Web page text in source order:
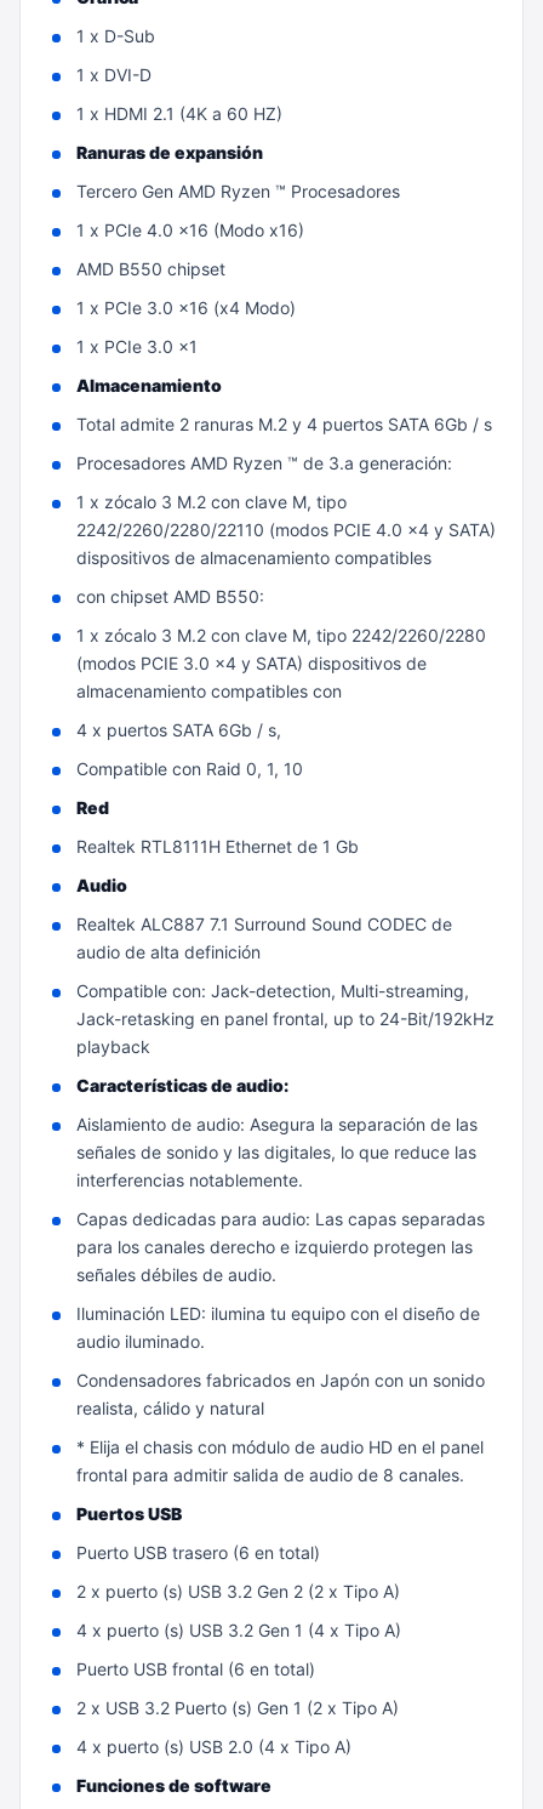
1 x D-Sub
1 x DVI-D
1 x HDMI 2.1 (4K a 60 HZ)
Ranuras de expansión
Tercero Gen AMD Ryzen ™ Procesadores
1 x PCIe 4.0 x16 (Modo x16)
AMD B550 chipset
1 x PCIe 3.0 x16 (x4 Modo)
1 x PCIe 3.0 x1
Almacenamiento
Total admite 2 ranuras M.2 y 4 puertos SATA 6Gb / s
Procesadores AMD Ryzen ™ de 3.a generación:
1 x zócalo 3 M.2 con clave M, tipo
2242/2260/2280/22110 (modos PCIE 4.0 x4 y SATA)
dispositivos de almacenamiento compatibles
con chipset AMD B550:
1 x zócalo 3 M.2 con clave M, tipo 2242/2260/2280
(modos PCIE 3.0 x4 y SATA) dispositivos de
almacenamiento compatibles con
4 x puertos SATA 6Gb / s,
Compatible con Raid 0, 1, 10
Red
Realtek RTL8111H Ethernet de 1 Gb
Audio
Realtek ALC887 7.1 Surround Sound CODEC de
audio de alta definición
Compatible con: Jack-detection, Multi-streaming,
Jack-retasking en panel frontal, up to 24-Bit/192kHz
playback
Características de audio:
Aislamiento de audio: Asegura la separación de las
señales de sonido y las digitales, lo que reduce las
interferencias notablemente.
Capas dedicadas para audio: Las capas separadas
para los canales derecho e izquierdo protegen las
señales débiles de audio.
Iluminación LED: ilumina tu equipo con el diseño de
audio iluminado.
Condensadores fabricados en Japón con un sonido
realista, cálido y natural
* Elija el chasis con módulo de audio HD en el panel
frontal para admitir salida de audio de 8 canales.
Puertos USB
Puerto USB trasero (6 en total)
2 x puerto (s) USB 3.2 Gen 2 (2 x Tipo A)
4 x puerto (s) USB 3.2 Gen 1 (4 x Tipo A)
Puerto USB frontal (6 en total)
2 x USB 3.2 Puerto (s) Gen 1 (2 x Tipo A)
4 x puerto (s) USB 2.0 (4 x Tipo A)
Funciones de software